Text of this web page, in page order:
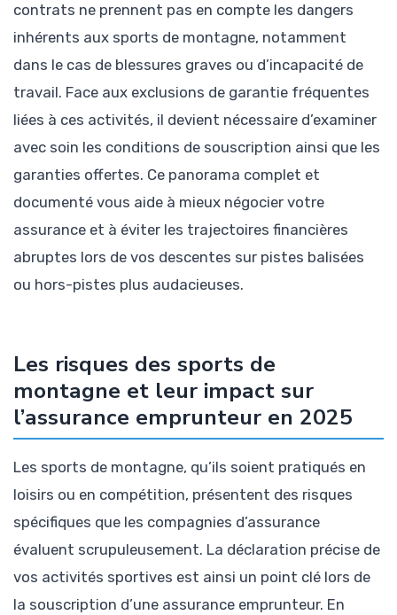
contrats ne prennent pas en compte les dangers
inhérents aux sports de montagne, notamment
dans le cas de blessures graves ou d’incapacité de
travail. Face aux exclusions de garantie fréquentes
liées à ces activités, il devient nécessaire d’examiner
avec soin les conditions de souscription ainsi que les
garanties offertes. Ce panorama complet et
documenté vous aide à mieux négocier votre
assurance et à éviter les trajectoires financières
abruptes lors de vos descentes sur pistes balisées
ou hors-pistes plus audacieuses.
Les risques des sports de
montagne et leur impact sur
l’assurance emprunteur en 2025
Les sports de montagne, qu’ils soient pratiqués en
loisirs ou en compétition, présentent des risques
spécifiques que les compagnies d’assurance
évaluent scrupuleusement. La déclaration précise de
vos activités sportives est ainsi un point clé lors de
la souscription d’une assurance emprunteur. En